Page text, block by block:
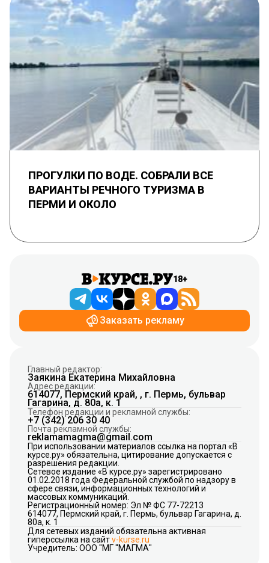
ПРОГУЛКИ ПО ВОДЕ. СОБРАЛИ ВСЕ
ВАРИАНТЫ РЕЧНОГО ТУРИЗМА В
ПЕРМИ И ОКОЛО
18+
Заказать рекламу
Главный редактор:
Заякина Екатерина Михайловна
Адрес редакции:
614077, Пермский край, , г. Пермь, бульвар
Гагарина, д. 80а, к. 1
Телефон редакции и рекламной службы:
+7 (342) 206 30 40
Почта рекламной службы:
reklamamagma@gmail.com
При использовании материалов ссылка на портал «В
курсе.ру» обязательна, цитирование допускается с
разрешения редакции.
Сетевое издание «В курсе.ру» зарегистрировано
01.02.2018 года Федеральной службой по надзору в
сфере связи, информационных технологий и
массовых коммуникаций.
Регистрационный номер: Эл № ФС 77-72213
614077, Пермский край, г. Пермь, бульвар Гагарина, д.
80а, к. 1
Для сетевых изданий обязательна активная
гиперссылка на сайтv-kurse.ru
Учредитель: ООО "МГ "МАГМА"